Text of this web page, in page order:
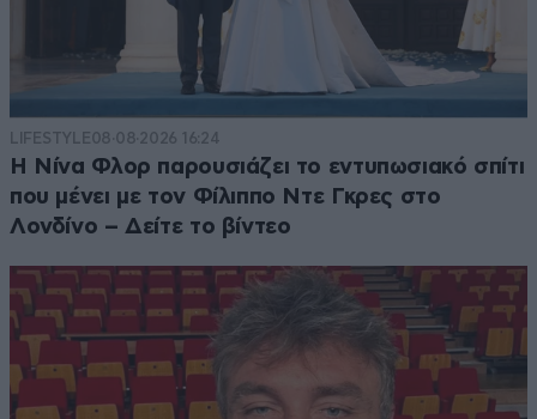
LIFESTYLE08·08·2026 16:24
Η Νίνα Φλορ παρουσιάζει το εντυπωσιακό σπίτι
που μένει με τον Φίλιππο Ντε Γκρες στο
Λονδίνο – Δείτε το βίντεο